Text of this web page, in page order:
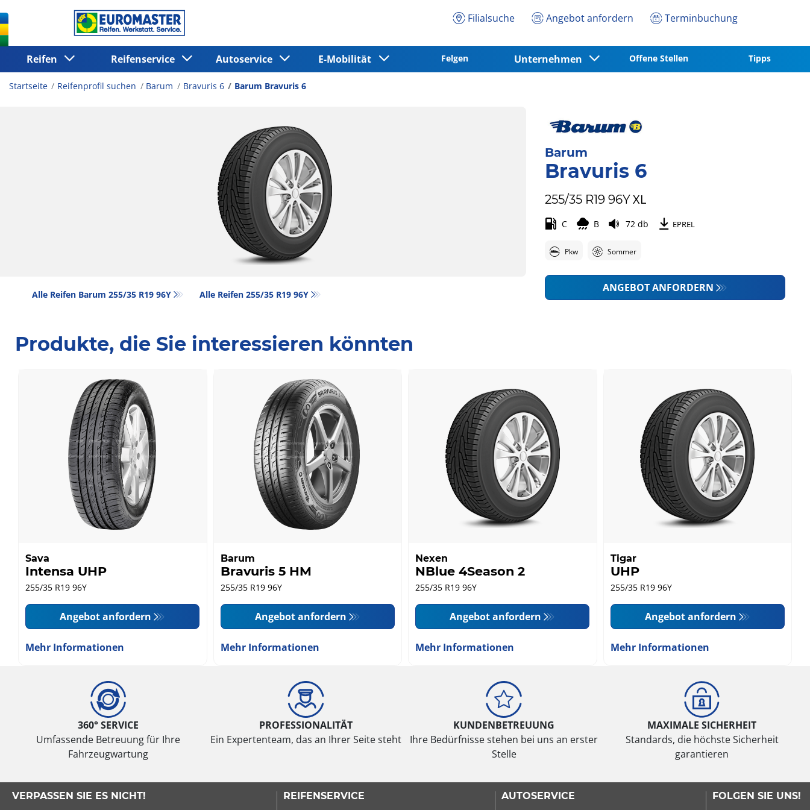
Filialsuche Angebot anfordern Terminbuchung
Reifen Reifenservice Autoservice E-Mobilität Felgen Unternehmen Offene Stellen Tipps
Startseite Reifenprofil suchen Barum Bravuris 6 Barum Bravuris 6
Alle Reifen Barum 255/35 R19 96Y Alle Reifen‎ 255/35 R19 96Y
Barum
Bravuris 6
255/35 R19 96YXL
C B 72 db EPREL
Pkw Sommer
ANGEBOT ANFORDERN
Produkte, die Sie interessieren könnten
Sava
Intensa UHP
255/35 R19 96Y
Angebot anfordern
Mehr Informationen
Barum
Bravuris 5 HM
255/35 R19 96Y
Angebot anfordern
Mehr Informationen
Nexen
NBlue 4Season 2
255/35 R19 96Y
Angebot anfordern
Mehr Informationen
Tigar
UHP
255/35 R19 96Y
Angebot anfordern
Mehr Informationen
360° SERVICE
Umfassende Betreuung für Ihre
Fahrzeugwartung
PROFESSIONALITÄT
Ein Expertenteam, das an Ihrer Seite steht
KUNDENBETREUUNG
Ihre Bedürfnisse stehen bei uns an erster
Stelle
MAXIMALE SICHERHEIT
Standards, die höchste Sicherheit
garantieren
VERPASSEN SIE ES NICHT!
REIFENSERVICE
AUTOSERVICE
FOLGEN SIE UNS!